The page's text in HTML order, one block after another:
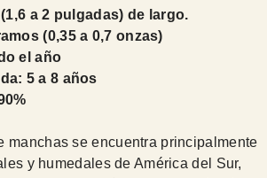
a 2 pulgadas) de largo.
(0,35 a 0,7 onzas)
el año
5 a 8 años
manchas se encuentra principalmente
y humedales de América del Sur,